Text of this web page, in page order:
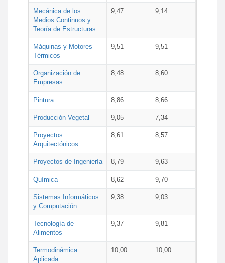
Mecánica de los
Medios Continuos y
Teoría de Estructuras
9,47 9,14
Máquinas y Motores
Térmicos
9,51 9,51
Organización de
Empresas
8,48 8,60
Pintura 8,86 8,66
Producción Vegetal 9,05 7,34
Proyectos
Arquitectónicos
8,61 8,57
Proyectos de Ingeniería 8,79 9,63
Química 8,62 9,70
Sistemas Informáticos
y Computación
9,38 9,03
Tecnología de
Alimentos
9,37 9,81
Termodinámica
Aplicada
10,00 10,00